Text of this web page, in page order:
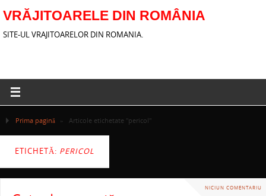
VRĂJITOARELE DIN ROMÂNIA
SITE-UL VRAJITOARELOR DIN ROMANIA.
Prima pagină » Articole etichetate "pericol"
ETICHETĂ: PERICOL
NICIUN COMENTARIU